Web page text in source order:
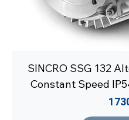
SINCRO SSG 132
Constant Speed